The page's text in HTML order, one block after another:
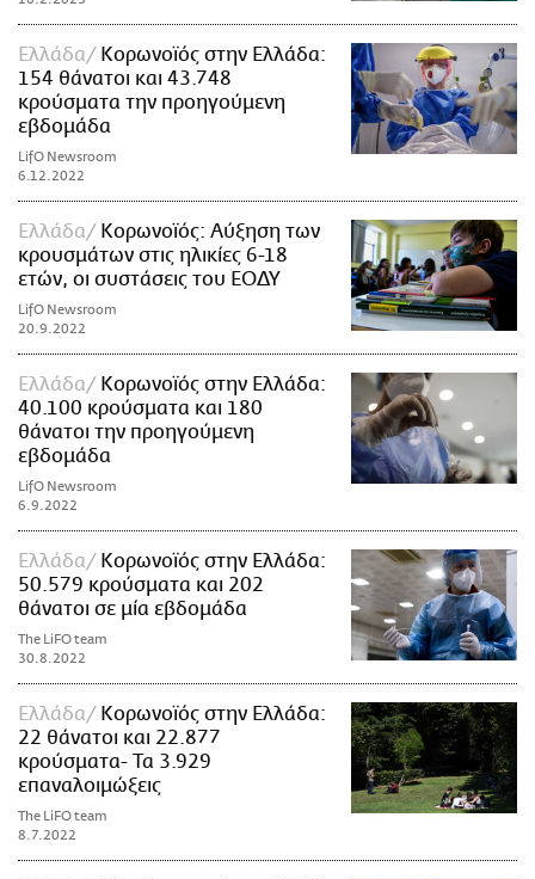
Ελλάδα
Κορωνοϊός στην Ελλάδα:
154 θάνατοι και 43.748
κρούσματα την προηγούμενη
εβδομάδα
LifO Newsroom
6.12.2022
Ελλάδα
Κορωνοϊός: Αύξηση των
κρουσμάτων στις ηλικίες 6-18
ετών, οι συστάσεις του ΕΟΔΥ
LifO Newsroom
20.9.2022
Ελλάδα
Κορωνοϊός στην Ελλάδα:
40.100 κρούσματα και 180
θάνατοι την προηγούμενη
εβδομάδα
LifO Newsroom
6.9.2022
Ελλάδα
Κορωνοϊός στην Ελλάδα:
50.579 κρούσματα και 202
θάνατοι σε μία εβδομάδα
The LiFO team
30.8.2022
Ελλάδα
Κορωνοϊός στην Ελλάδα:
22 θάνατοι και 22.877
κρούσματα- Τα 3.929
επαναλοιμώξεις
The LiFO team
8.7.2022